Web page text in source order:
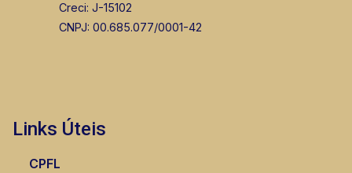
Creci: J-15102
CNPJ: 00.685.077/0001-42
Links Úteis
CPFL